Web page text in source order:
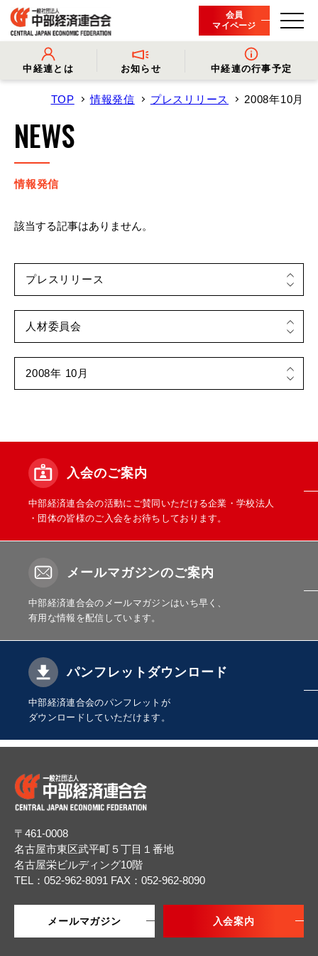
会員
マイページ
中経連とは
- 中経連とは - 会長挨拶
- 役員名簿
- 会員一覧
お知らせ
- 情報発信 - プレスリリース
- 会長コメント
- イベント・セミナー
中経連の行事予定
TOP 情報発信 プレスリリース 2008年10月
NEWS
情報発信
該当する記事はありません。
入会のご案内
中部経済連合会の活動にご賛同いただける企業・学校法人
・団体の皆様のご入会をお待ちしております。
メールマガジンのご案内
中部経済連合会のメールマガジンはいち早く、
有用な情報を配信しています。
パンフレットダウンロード
中部経済連合会のパンフレットが
ダウンロードしていただけます。
〒461-0008
名古屋市東区武平町５丁目１番地
名古屋栄ビルディング10階
TEL：052-962-8091 FAX：052-962-8090
メールマガジン 入会案内